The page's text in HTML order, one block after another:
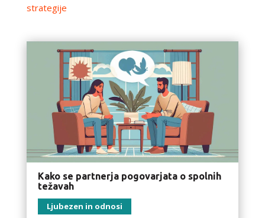
strategije
Kako se partnerja pogovarjata o spolnih
težavah
Ljubezen in odnosi